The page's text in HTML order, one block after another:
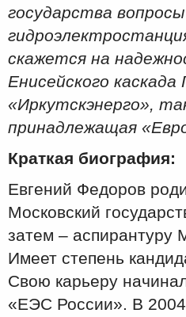
государства
скажется на
Енисейского
«Иркутскэнерго»,
принадлежащая
Краткая биография:
Евгений Федоров
Московский
затем – аспирантуру
Имеет степень
Свою карьеру
«ЕЭС России». В 2004